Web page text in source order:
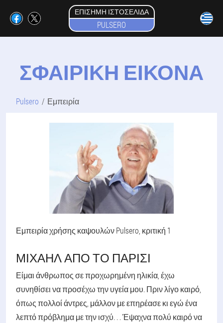
ΕΠΊΣΗΜΗ ΙΣΤΟΣΕΛΊΔΑ
PULSERO
ΣΦΑΙΡΙΚΗ ΕΙΚΟΝΑ
Pulsero Εμπειρία
Εμπειρία χρήσης καψουλών Pulsero, κριτική 1
ΜΙΧΑΉΛ ΑΠΌ ΤΟ ΠΑΡΊΣΙ
Είμαι άνθρωπος σε προχωρημένη ηλικία, έχω
συνηθίσει να προσέχω την υγεία μου. Πριν λίγο καιρό,
όπως πολλοί άντρες, μάλλον με επηρέασε κι εγώ ένα
λεπτό πρόβλημα με την ισχύ. . . Έψαχνα πολύ καιρό να